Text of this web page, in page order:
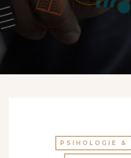
PSIHOLOGIE &